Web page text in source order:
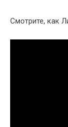
Смотрите, как